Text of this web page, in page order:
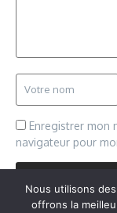
Enregistrer mon
navigateur pour
Nous utilisons
offrons la